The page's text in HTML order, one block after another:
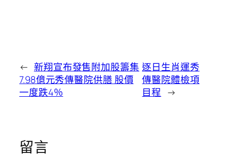
← 新翔宣布發售附加股籌集
7.98億元秀傳醫院供膳 股價
一度跌4％
逐日生肖運秀
傳醫院體檢項
目程 →
留言